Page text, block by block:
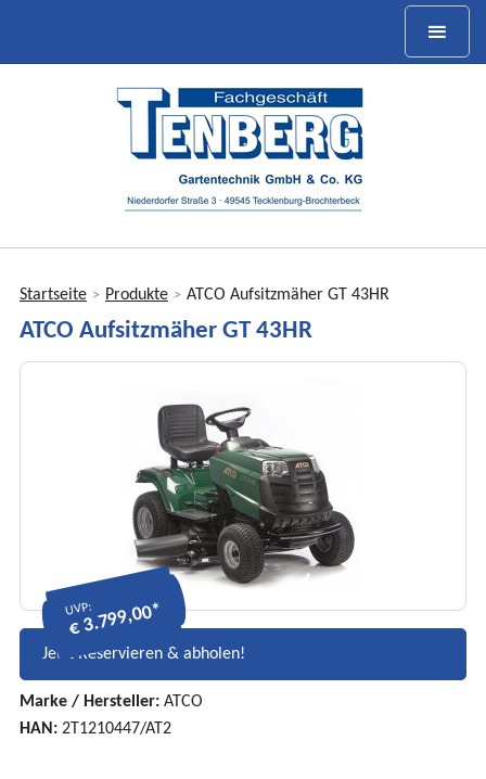
sind
hier
Startseite > Produkte > ATCO Aufsitzmäher GT 43HR
ATCO Aufsitzmäher GT 43HR
UVP:
€ 3.799,00*
Jetzt Reservieren & abholen!
Marke / Hersteller: ATCO
HAN: 2T1210447/AT2